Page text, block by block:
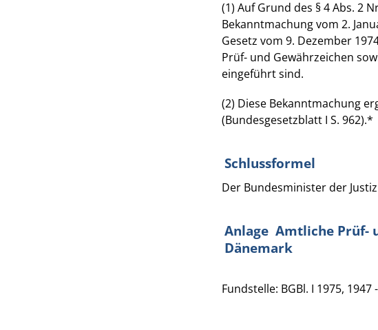
(1) Auf Grund des § 4 Abs. 2
Bekanntmachung vom 2.
Gesetz vom 9. Dezember
Prüf- und Gewährzeichen
eingeführt sind.
(2) Diese Bekanntmachung
(Bundesgesetzblatt I S. 962).*
Schlussformel
Der Bundesminister der Justiz
Anlage Amtliche Prüf-
Dänemark
Fundstelle: BGBl. I 1975, 1947